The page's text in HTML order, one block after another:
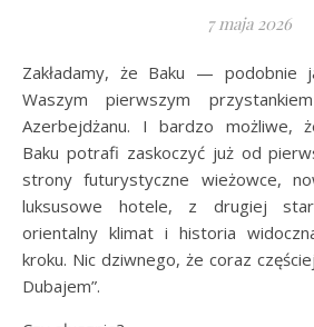
7 maja 2026
Zakładamy, że Baku — podobnie jak u nas — będzie
Waszym pierwszym
Azerbejdżanu. I bardzo możliwe,
Baku potrafi zaskoczyć już od
strony futurystyczne wieżowce,
luksusowe hotele, z drugiej
orientalny klimat i historia
kroku. Nic dziwnego, że coraz
Dubajem”.